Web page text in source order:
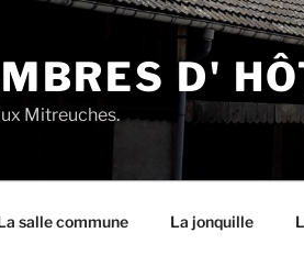
D'
Mitreuches.
salle commune La jonquille